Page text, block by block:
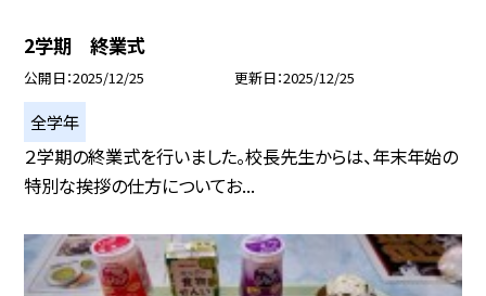
2学期 終業式
公開日 2025/12/25 更新日 2025/12/25
全学年
２学期の終業式を行いました。校長先生からは、年末年始の
特別な挨拶の仕方についてお...